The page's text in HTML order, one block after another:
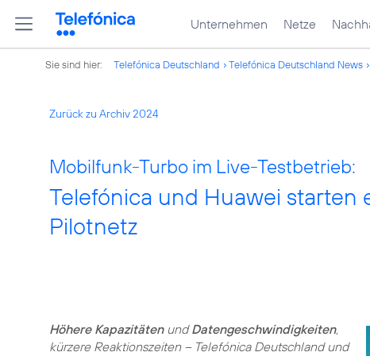
Unternehmen Netze
Sie sind hier: Telefónica Deutschland Telefónica Deutschland News
Zurück zu Archiv 2024
Mobilfunk-Turbo im Live-Testbetrieb:
Telefónica und Huawei starten
Pilotnetz
Höhere KapazitätenundDatengeschwindigkeiten,
kürzere Reaktionszeiten – Telefónica Deutschland und